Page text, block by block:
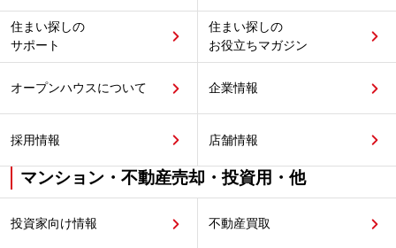
住まい探しの
サポート
住まい探しの
お役立ちマガジン
オープンハウスについて 企業情報
採用情報 店舗情報
マンション・不動産売却・投資用・他
投資家向け情報 不動産買取